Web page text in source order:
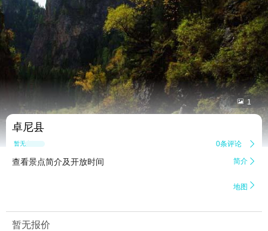
 1
卓尼县
暂无点评 0条评论 
查看景点简介及开放时间 简介 
地图 
暂无报价
